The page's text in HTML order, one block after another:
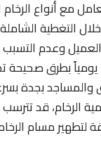
مع أنواع
التغطية
وعدم التسبب
يومياً بطرق صحيحة
والمساجد بجدة
الرخام، قد
مسام